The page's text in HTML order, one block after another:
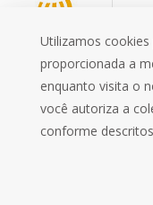
Mais que
Utilizamos
proporcionada a
enquanto visita o
você autoriza a
conforme